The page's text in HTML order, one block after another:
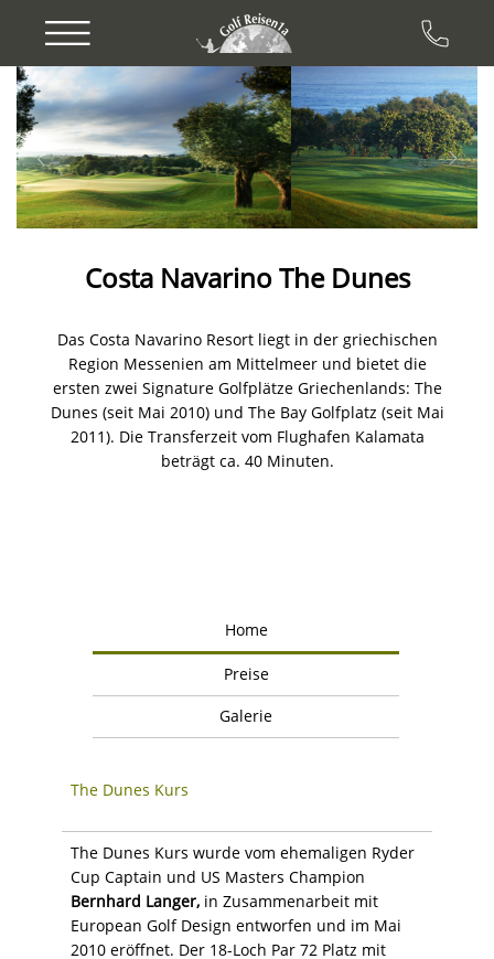
Previous Next
Costa Navarino The Dunes
Das Costa Navarino Resort liegt in der griechischen
Region Messenien am Mittelmeer und bietet die
ersten zwei Signature Golfplätze Griechenlands: The
Dunes (seit Mai 2010) und The Bay Golfplatz (seit Mai
2011). Die Transferzeit vom Flughafen Kalamata
beträgt ca. 40 Minuten.
Home
Preise
Galerie
The Dunes Kurs
The Dunes Kurs wurde vom ehemaligen Ryder
Cup Captain und US Masters Champion
Bernhard Langer, in Zusammenarbeit mit
European Golf Design entworfen und im Mai
2010 eröffnet. Der 18-Loch Par 72 Platz mit